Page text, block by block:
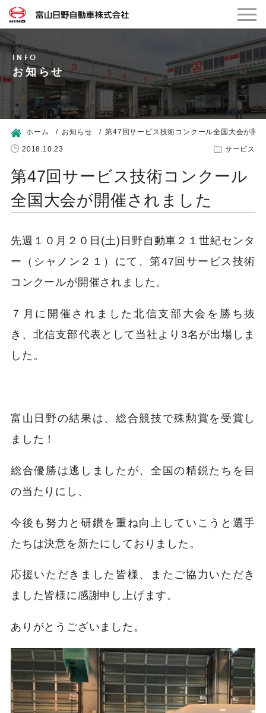
お知らせ
ホーム お知らせ 第47回サービス技術コンクール全国大会が開
2018.10.23 サービス
第47回サービス技術コンクール
全国大会が開催されました
先週１０月２０日(土)日野自動車２１世紀センタ
ー（シャノン２１）にて、第47回サービス技術
コンクールが開催されました。
７月に開催されました北信支部大会を勝ち抜
き、北信支部代表として当社より3名が出場しま
した。
富山日野の結果は、総合競技で殊勲賞を受賞し
ました！
総合優勝は逃しましたが、全国の精鋭たちを目
の当たりにし、
今後も努力と研鑽を重ね向上していこうと選手
たちは決意を新たにしておりました。
応援いただきました皆様、またご協力いただき
ました皆様に感謝申し上げます。
ありがとうございました。